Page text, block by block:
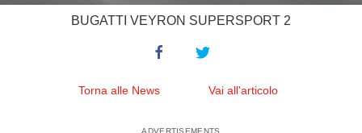
BUGATTI VEYRON SUPERSPORT 2
Torna alle News Vai all'articolo